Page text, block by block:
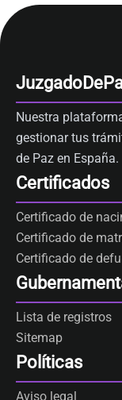
Nuestra
gestionar tus
de Paz en España.
Certificados
Certificado de
Certificado de
Certificado de
Lista de registros
Sitemap
Políticas
Aviso legal